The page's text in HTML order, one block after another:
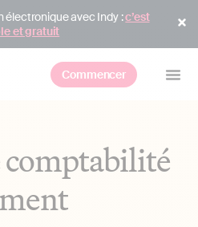
électronique avec Indy :c’est
et gratuit
Commencer
comptabilité